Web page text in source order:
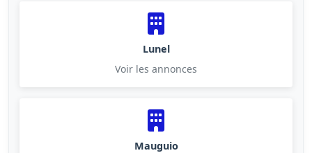
Lunel
Voir les annonces
Mauguio